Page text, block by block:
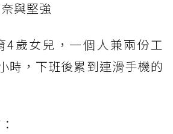
與堅強
4歲女兒，一個人兼兩份工
時，下班後累到連滑手機的